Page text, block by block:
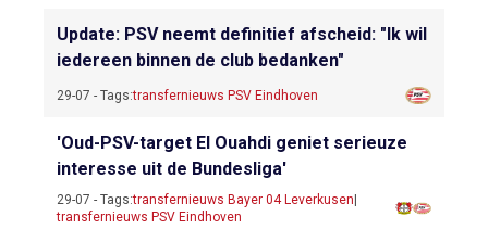
Update: PSV neemt definitief afscheid: "Ik wil
iedereen binnen de club bedanken"
29-07 - Tags:transfernieuws PSV Eindhoven
'Oud-PSV-target El Ouahdi geniet serieuze
interesse uit de Bundesliga'
29-07 - Tags:transfernieuws Bayer 04 Leverkusen
transfernieuws PSV Eindhoven